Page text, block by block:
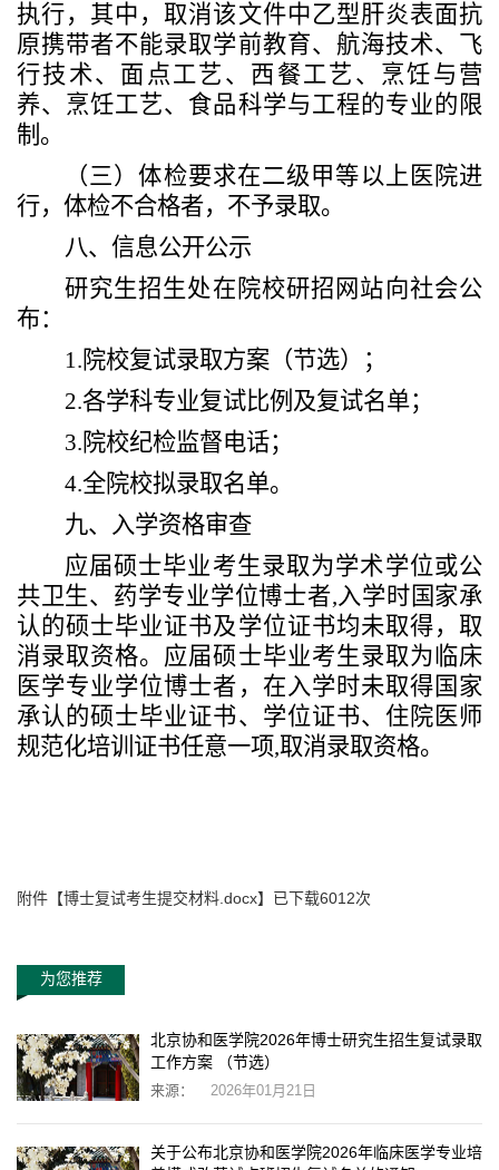
执行，其中，取消该文件中乙型肝炎表面抗
原携带者不能录取学前教育、航海技术、飞
行技术、面点工艺、西餐工艺、烹饪与营
养、烹饪工艺、食品科学与工程的专业的限
制。
（三）体检要求在二级甲等以上医院进
行，体检不合格者，不予录取。
八、信息公开公示
研究生招生处在院校研招网站向社会公
布：
1. 院校复试录取方案（节选）
；
2.各学科专业复试比例及复试名单；
3. 院校纪检监督电话；
4.全院校拟录取名单。
九、入学资格审查
应届硕士毕业考生录取为学术学位或公
共卫生、药学专业学位博士者,入学时国家承
认的硕士毕业证书及学位证书均未取得，取
消录取资格。应届硕士毕业考生录取为临床
医学专业学位博士者 ， 在入学时未取得国家
承认的硕士毕业证书、 学位证书、 住院医师
规范化培训证书任意一项,取消录取资格。
附件【博士复试考生提交材料.docx】已下载6012次
为您推荐
北京协和医学院2026年博士研究生招生复试录取
工作方案 （节选）
来源： 2026年01月21日
关于公布北京协和医学院2026年临床医学专业培